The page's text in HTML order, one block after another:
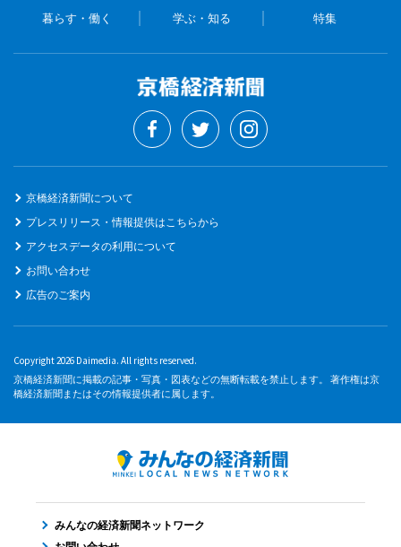
暮らす・働く 学ぶ・知る 特集
京橋経済新聞について
プレスリリース・情報提供はこちらから
アクセスデータの利用について
お問い合わせ
広告のご案内
Copyright 2026 Daimedia. All rights reserved.
京橋経済新聞に掲載の記事・写真・図表などの無断転載を禁止します。 著作権は京
橋経済新聞またはその情報提供者に属します。
みんなの経済新聞ネットワーク